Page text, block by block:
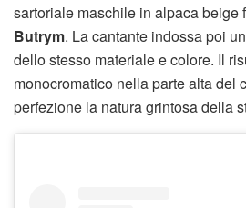
sartoriale maschile in alpaca beige
Butrym. La cantante indossa poi
dello stesso materiale e colore. Il
monocromatico nella parte alta del
perfezione la natura grintosa della